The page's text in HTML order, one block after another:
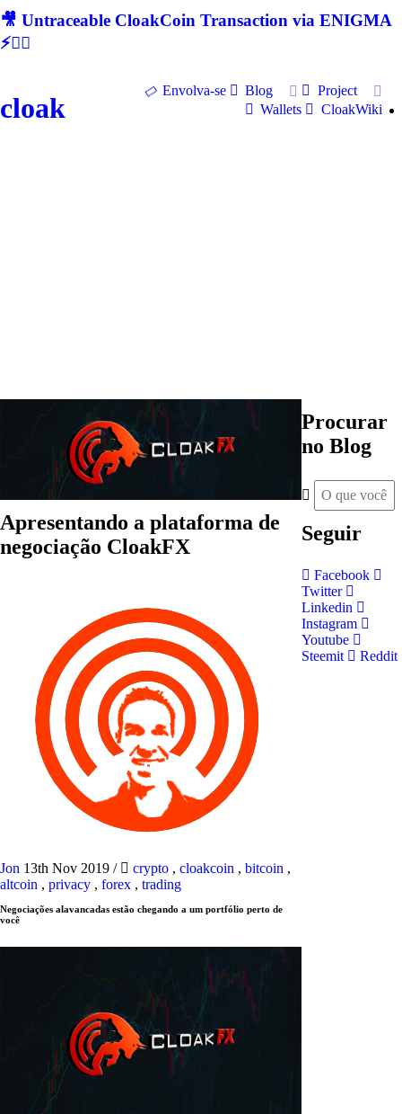
🎥 Untraceable CloakCoin Transaction via ENIGMA
⚡🕵‍♂
cloak
Envolva-se Blog
Project
Wallets
CloakWiki
Apresentando a plataforma de
negociação CloakFX
Jon 13th Nov 2019 / crypto , cloakcoin , bitcoin ,
altcoin , privacy , forex , trading
Negociações alavancadas estão chegando a um portfólio perto de
você
Procurar
no Blog
Seguir
Facebook
Twitter
Linkedin
Instagram
Youtube
Steemit
Reddit